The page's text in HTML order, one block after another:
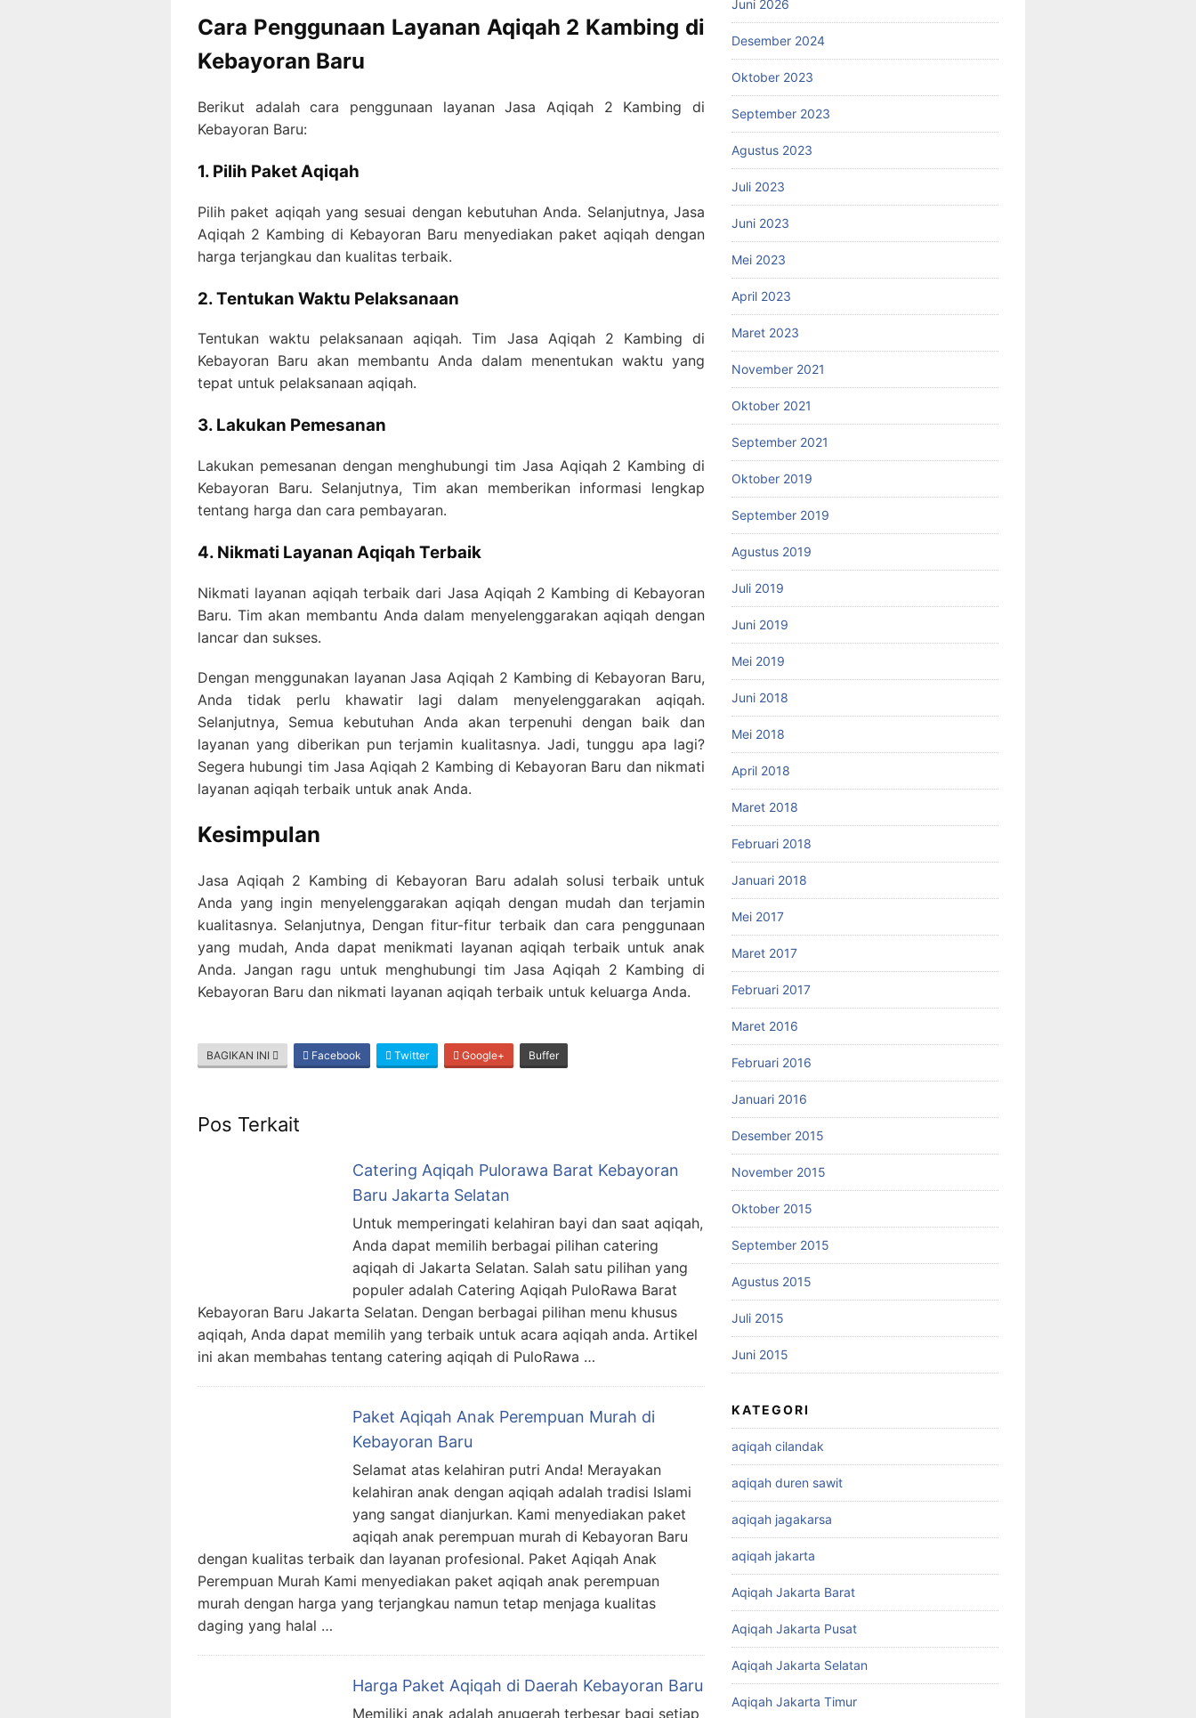
Cara Penggunaan Layanan Aqiqah 2 Kambing di
Kebayoran Baru
Berikut adalah cara penggunaan layanan Jasa Aqiqah 2 Kambing di
Kebayoran Baru:
1. Pilih Paket Aqiqah
Pilih paket aqiqah yang sesuai dengan kebutuhan Anda. Selanjutnya, Jasa
Aqiqah 2 Kambing di Kebayoran Baru menyediakan paket aqiqah dengan
harga terjangkau dan kualitas terbaik.
2. Tentukan Waktu Pelaksanaan
Tentukan waktu pelaksanaan aqiqah. Tim Jasa Aqiqah 2 Kambing di
Kebayoran Baru akan membantu Anda dalam menentukan waktu yang
tepat untuk pelaksanaan aqiqah.
3. Lakukan Pemesanan
Lakukan pemesanan dengan menghubungi tim Jasa Aqiqah 2 Kambing di
Kebayoran Baru. Selanjutnya, Tim akan memberikan informasi lengkap
tentang harga dan cara pembayaran.
4. Nikmati Layanan Aqiqah Terbaik
Nikmati layanan aqiqah terbaik dari Jasa Aqiqah 2 Kambing di Kebayoran
Baru. Tim akan membantu Anda dalam menyelenggarakan aqiqah dengan
lancar dan sukses.
Dengan menggunakan layanan Jasa Aqiqah 2 Kambing di Kebayoran Baru,
Anda tidak perlu khawatir lagi dalam menyelenggarakan aqiqah.
Selanjutnya, Semua kebutuhan Anda akan terpenuhi dengan baik dan
layanan yang diberikan pun terjamin kualitasnya. Jadi, tunggu apa lagi?
Segera hubungi tim Jasa Aqiqah 2 Kambing di Kebayoran Baru dan nikmati
layanan aqiqah terbaik untuk anak Anda.
Kesimpulan
Jasa Aqiqah 2 Kambing di Kebayoran Baru adalah solusi terbaik untuk
Anda yang ingin menyelenggarakan aqiqah dengan mudah dan terjamin
kualitasnya. Selanjutnya, Dengan fitur-fitur terbaik dan cara penggunaan
yang mudah, Anda dapat menikmati layanan aqiqah terbaik untuk anak
Anda. Jangan ragu untuk menghubungi tim Jasa Aqiqah 2 Kambing di
Kebayoran Baru dan nikmati layanan aqiqah terbaik untuk keluarga Anda.
BAGIKAN INI Facebook Twitter Google+ Buffer
Pos Terkait
Catering Aqiqah Pulorawa Barat Kebayoran
Baru Jakarta Selatan
Untuk memperingati kelahiran bayi dan saat aqiqah,
Anda dapat memilih berbagai pilihan catering
aqiqah di Jakarta Selatan. Salah satu pilihan yang
populer adalah Catering Aqiqah PuloRawa Barat
Kebayoran Baru Jakarta Selatan. Dengan berbagai pilihan menu khusus
aqiqah, Anda dapat memilih yang terbaik untuk acara aqiqah anda. Artikel
ini akan membahas tentang catering aqiqah di PuloRawa …
Paket Aqiqah Anak Perempuan Murah di
Kebayoran Baru
Selamat atas kelahiran putri Anda! Merayakan
kelahiran anak dengan aqiqah adalah tradisi Islami
yang sangat dianjurkan. Kami menyediakan paket
aqiqah anak perempuan murah di Kebayoran Baru
dengan kualitas terbaik dan layanan profesional. Paket Aqiqah Anak
Perempuan Murah Kami menyediakan paket aqiqah anak perempuan
murah dengan harga yang terjangkau namun tetap menjaga kualitas
daging yang halal …
Harga Paket Aqiqah di Daerah Kebayoran Baru
Memiliki anak adalah anugerah terbesar bagi setiap
Juni 2026
Desember 2024
Oktober 2023
September 2023
Agustus 2023
Juli 2023
Juni 2023
Mei 2023
April 2023
Maret 2023
November 2021
Oktober 2021
September 2021
Oktober 2019
September 2019
Agustus 2019
Juli 2019
Juni 2019
Mei 2019
Juni 2018
Mei 2018
April 2018
Maret 2018
Februari 2018
Januari 2018
Mei 2017
Maret 2017
Februari 2017
Maret 2016
Februari 2016
Januari 2016
Desember 2015
November 2015
Oktober 2015
September 2015
Agustus 2015
Juli 2015
Juni 2015
KATEGORI
aqiqah cilandak
aqiqah duren sawit
aqiqah jagakarsa
aqiqah jakarta
Aqiqah Jakarta Barat
Aqiqah Jakarta Pusat
Aqiqah Jakarta Selatan
Aqiqah Jakarta Timur